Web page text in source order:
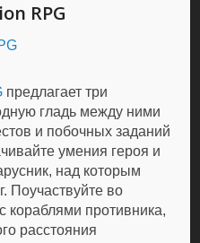
RPG
предлагает три
гладь между ними
и побочных заданий
умения героя и
над которым
Поучаствуйте во
кораблями противника,
расстояния